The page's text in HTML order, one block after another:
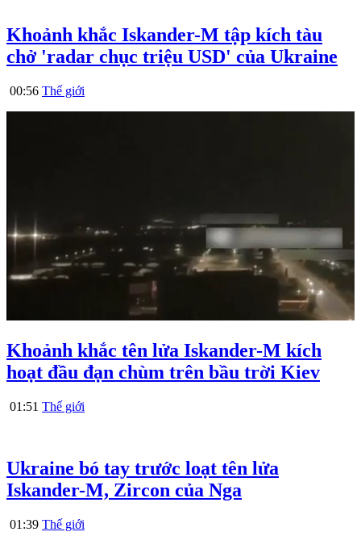
Khoảnh khắc Iskander-M tập kích tàu
chở 'radar chục triệu USD' của Ukraine
00:56 Thế giới
Khoảnh khắc tên lửa Iskander-M kích
hoạt đầu đạn chùm trên bầu trời Kiev
01:51 Thế giới
Ukraine bó tay trước loạt tên lửa
Iskander-M, Zircon của Nga
01:39 Thế giới